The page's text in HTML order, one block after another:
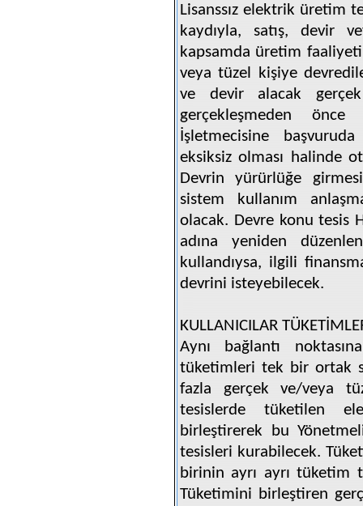
Lisanssız elektrik üretim
kaydıyla, satış, devir
kapsamda üretim
veya tüzel kişiye
ve devir alacak
gerçekleşmeden
İşletmecisine
eksiksiz olması halinde
Devrin yürürlüğe
sistem kullanım
olacak. Devre konu tesis
adına yeniden
kullandıysa, ilgili
devrini isteyebilecek.
KULLANICILAR
Aynı bağlantı
tüketimleri tek bir ortak
fazla gerçek ve/veya
tesislerde tüketilen
birleştirerek bu
tesisleri kurabilecek.
birinin ayrı ayrı tüketim
Tüketimini birleştiren